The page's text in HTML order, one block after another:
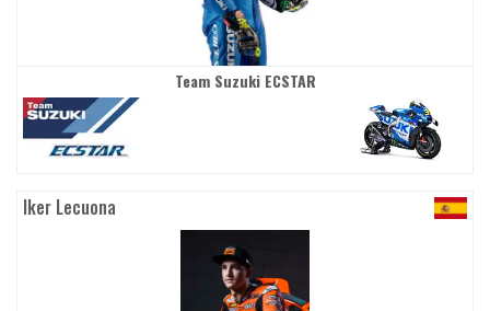
Team Suzuki ECSTAR
Iker Lecuona